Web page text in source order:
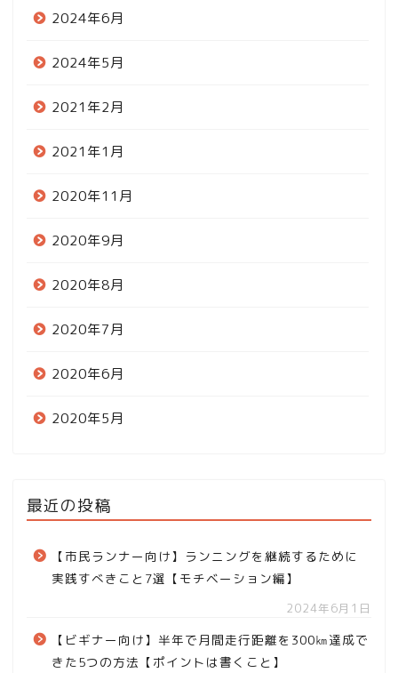
2024年6月
2024年5月
2021年2月
2021年1月
2020年11月
2020年9月
2020年8月
2020年7月
2020年6月
2020年5月
最近の投稿
【市民ランナー向け】ランニングを継続するために
実践すべきこと7選【モチベーション編】
2024年6月1日
【ビギナー向け】半年で月間走行距離を300㎞達成で
きた5つの方法【ポイントは書くこと】